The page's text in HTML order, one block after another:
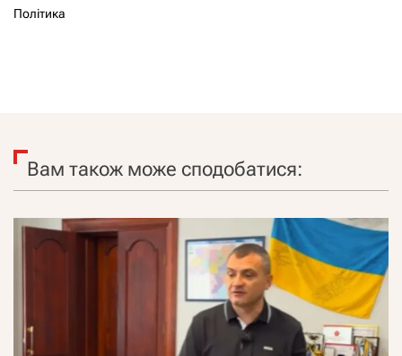
Політика
Вам також може сподобатися: